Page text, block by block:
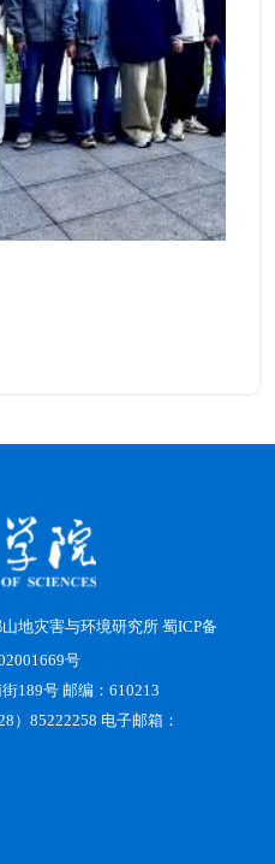
地灾害与环境研究所蜀ICP备
号
189号 邮编：610213
）85222258 电子邮箱：